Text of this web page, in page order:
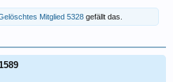
Mitglied 5328 gefällt das.